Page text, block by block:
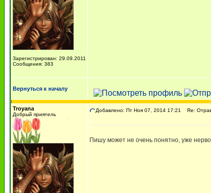
Зарегистрирован: 29.09.2011
Сообщения: 383
Вернуться к началу
Troyana
Добрый приятель
Добавлено: Пт Ноя 07, 2014 17:21 Re:
Пишу может не очень понятно, уже